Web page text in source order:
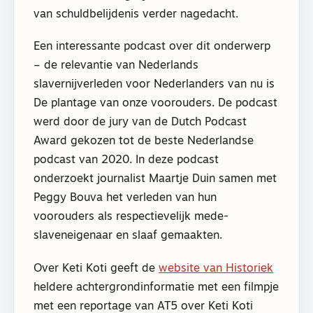
van schuldbelijdenis verder nagedacht.
Een interessante podcast over dit onderwerp
– de relevantie van Nederlands
slavernijverleden voor Nederlanders van nu is
De plantage van onze voorouders. De podcast
werd door de jury van de Dutch Podcast
Award gekozen tot de beste Nederlandse
podcast van 2020. In deze podcast
onderzoekt journalist Maartje Duin samen met
Peggy Bouva het verleden van hun
voorouders als respectievelijk mede-
slaveneigenaar en slaaf gemaakten.
Over Keti Koti geeft de website van Historiek
heldere achtergrondinformatie met een filmpje
met een reportage van AT5 over Keti Koti